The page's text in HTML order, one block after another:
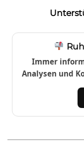
Immer
Analysen und